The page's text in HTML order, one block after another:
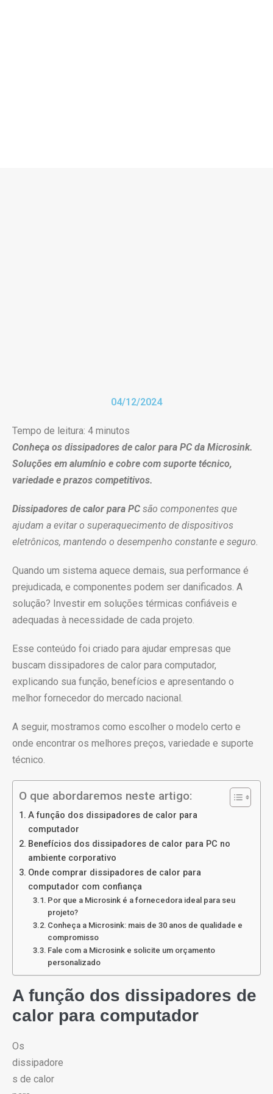
04/12/2024
Tempo de leitura: 4 minutos
Conheça os dissipadores de calor para PC da Microsink.
Soluções em alumínio e cobre com suporte técnico,
variedade e prazos competitivos.
Dissipadores de calor para PC são componentes que
ajudam a evitar o superaquecimento de dispositivos
eletrônicos, mantendo o desempenho constante e seguro.
Quando um sistema aquece demais, sua performance é
prejudicada, e componentes podem ser danificados. A
solução? Investir em soluções térmicas confiáveis e
adequadas à necessidade de cada projeto.
Esse conteúdo foi criado para ajudar empresas que
buscam dissipadores de calor para computador,
explicando sua função, benefícios e apresentando o
melhor fornecedor do mercado nacional.
A seguir, mostramos como escolher o modelo certo e
onde encontrar os melhores preços, variedade e suporte
técnico.
O que abordaremos neste artigo:
A função dos dissipadores de calor para
computador
Benefícios dos dissipadores de calor para PC no
ambiente corporativo
Onde comprar dissipadores de calor para
computador com confiança
Por que a Microsink é a fornecedora ideal para seu
projeto?
Conheça a Microsink: mais de 30 anos de qualidade e
compromisso
Fale com a Microsink e solicite um orçamento
personalizado
A função dos dissipadores de
calor para computador
Os
dissipadore
s de calor